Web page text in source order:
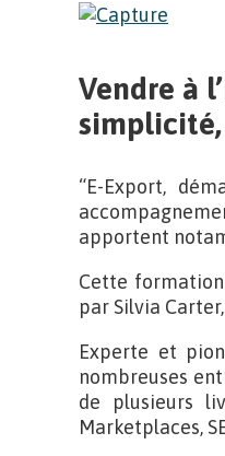
Vendre à
simplicité,
“E-Export,
apportent
Cette
par Silvia
Experte et
nombreuses
de plusieurs
Marketplaces,